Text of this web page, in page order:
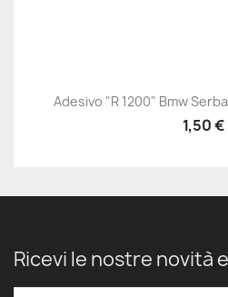
Adesivo "R 1200" Bmw
1,50 €
Ricevi le nostre novità